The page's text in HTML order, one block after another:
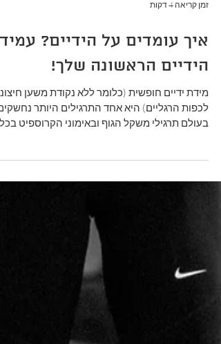
זמן קריאה 4 דקות
איך עומדים על הידיים?
הידיים הראשונה שלך!
מידת ידיים חופשית (כלומר ללא נקודת משען